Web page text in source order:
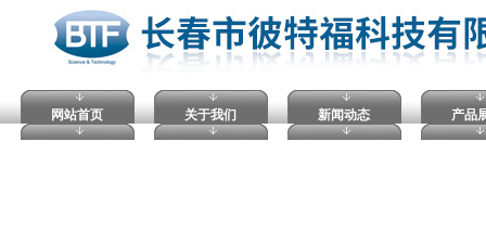
网站首页 关于我们 新闻动态 产品